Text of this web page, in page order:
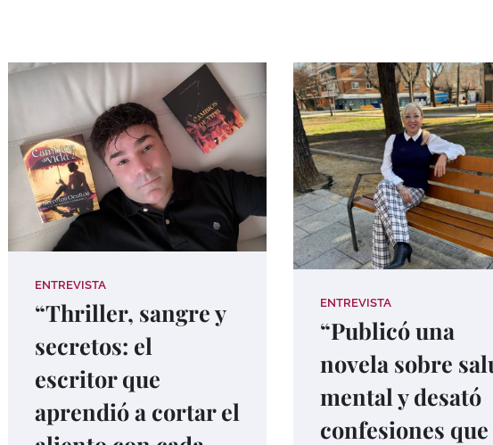
ENTREVISTA
“Thriller, sangre y
secretos: el
escritor que
aprendió a cortar el
ENTREVISTA
“Publicó una
novela sobre
mental y desató
confesiones que